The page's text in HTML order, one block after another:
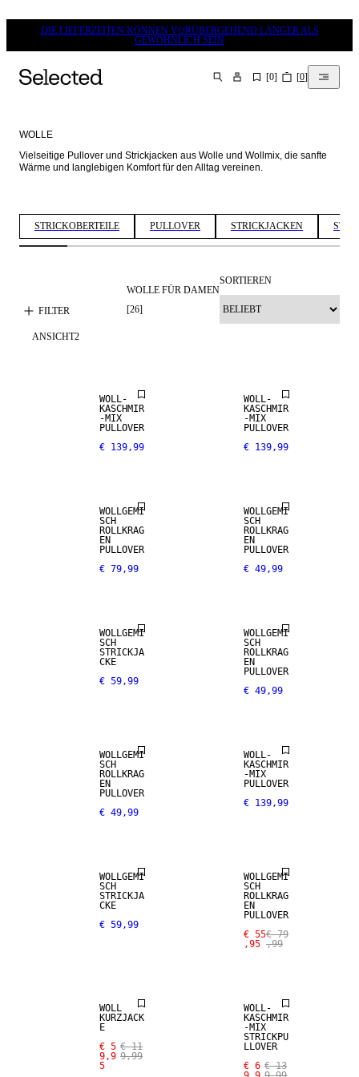
DIE LIEFERZEITEN KÖNNEN VORÜBERGEHEND LÄNGER ALS
GEWÖHNLICH SEIN
SUCHEN [0] [0]
WOLLE
Vielseitige Pullover und Strickjacken aus Wolle und Wollmix, die sanfte
Wärme und langlebigen Komfort für den Alltag vereinen.
STRICKOBERTEILE PULLOVER STRICKJACKEN
FILTER
WOLLE FÜR DAMEN
[26]
SORTIEREN
ANSICHT2
KASCHMIR-
WOLL-
KASCHMIR
-MIX
PULLOVER
€ 139,99
KASCHMIR-
MIX
WOLL-
KASCHMIR
-MIX
PULLOVER
€ 139,99
WOLLGEMI
SCH
ROLLKRAG
EN
PULLOVER
€ 79,99
WOLLGEMI
SCH
ROLLKRAG
EN
PULLOVER
€ 49,99
WOLLGEMI
SCH
STRICKJA
CKE
€ 59,99
WOLLGEMI
SCH
ROLLKRAG
EN
PULLOVER
€ 49,99
WOLLGEMI
SCH
ROLLKRAG
EN
PULLOVER
€ 49,99
KASCHMIR-
MIX
PREMIUM
WOLL-
KASCHMIR
-MIX
PULLOVER
€ 139,99
WOLLGEMI
SCH
STRICKJA
CKE
€ 59,99
WOLLGEMI
SCH
ROLLKRAG
EN
PULLOVER
€ 55
,95
€ 79
,99
SALE
WOLL
KURZJACK
E
€ 5
9,9
5
€ 11
9,99
SALE
KASCHMIR-
WOLL-
KASCHMIR
-MIX
STRICKPU
LLOVER
€ 6 € 13
SALE SALE